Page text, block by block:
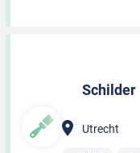
Schilder
Utrecht